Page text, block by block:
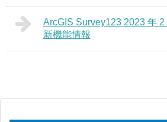
ArcGIS Survey123 2023 年
新機能情報